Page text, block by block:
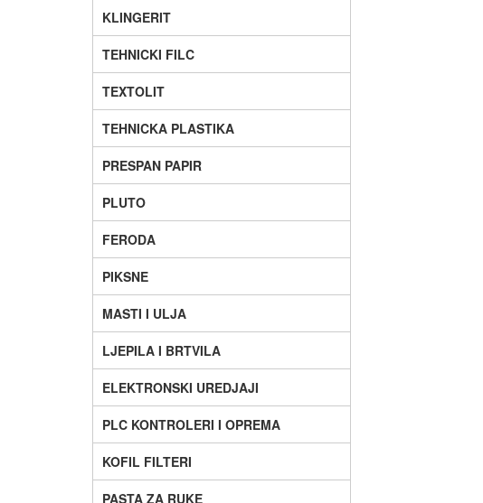
KLINGERIT
TEHNICKI FILC
TEXTOLIT
TEHNICKA PLASTIKA
PRESPAN PAPIR
PLUTO
FERODA
PIKSNE
MASTI I ULJA
LJEPILA I BRTVILA
ELEKTRONSKI UREDJAJI
PLC KONTROLERI I OPREMA
KOFIL FILTERI
PASTA ZA RUKE